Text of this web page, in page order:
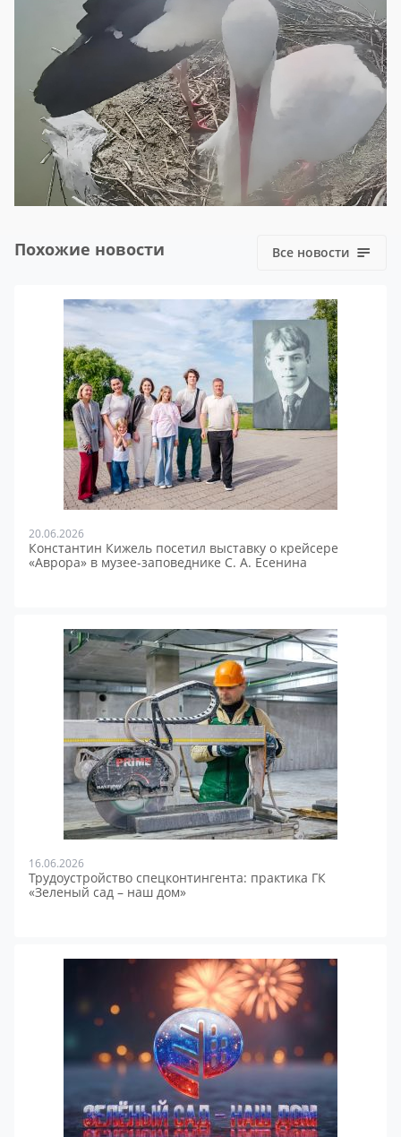
Похожие новости Все новости
20.06.2026
Константин Кижель посетил выставку о крейсере
«Аврора» в музее-заповеднике С. А. Есенина
16.06.2026
Трудоустройство спецконтингента: практика ГК
«Зеленый сад – наш дом»